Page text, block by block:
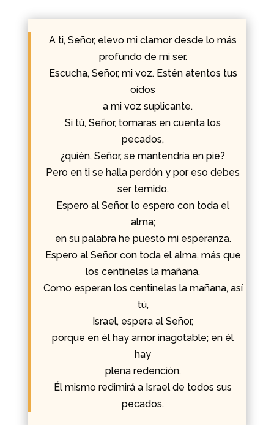
A ti, Señor, elevo mi clamor desde lo más
profundo de mi ser.
Escucha, Señor, mi voz. Estén atentos tus
oídos
a mi voz suplicante.
Si tú,Señor, tomaras en cuenta los
pecados,
¿quién, Señor, se mantendría en pie?
Pero en ti se halla perdóny por eso debes
ser temido.
Espero alSeñor, lo espero con toda el
alma;
en su palabra he puesto mi esperanza.
Espero al Señor con toda el alma, más que
los centinelas la mañana.
Como esperan los centinelas la mañana, así
tú,
Israel, espera alSeñor,
porque en él hay amor inagotable; en él
hay
plena redención.
Él mismo redimirá a Israelde todos sus
pecados.